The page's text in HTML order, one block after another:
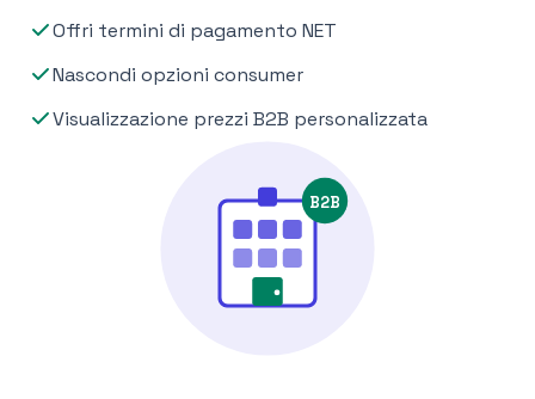
Offri termini di pagamento NET
Nascondi opzioni consumer
Visualizzazione prezzi B2B personalizzata
B2B